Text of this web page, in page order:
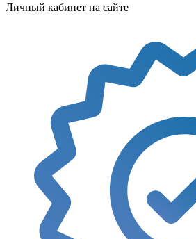
Личный кабинет на сайте